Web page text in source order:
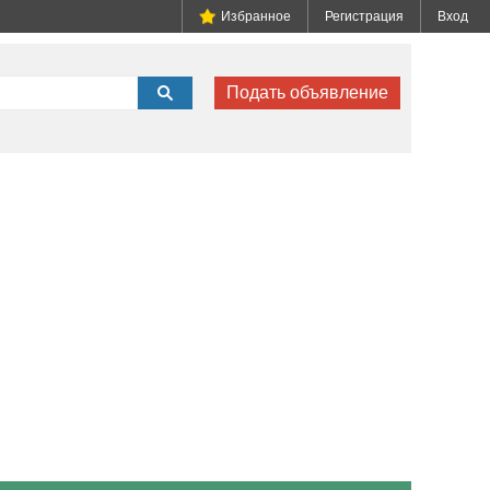
Подать объявление
Избранное Регистрация Вход